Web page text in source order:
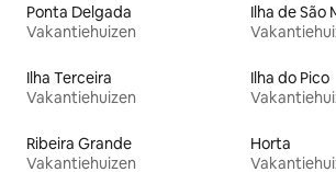
Ponta Delgada
Vakantiehuizen
Ilha de São
Ilha Terceira
Vakantiehuizen
Ilha do Pico
Ribeira Grande
Vakantiehuizen
Horta